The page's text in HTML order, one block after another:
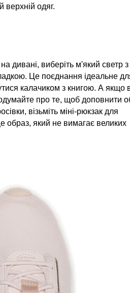
верхній одяг.
дивані, виберіть м'який светр з
Це поєднання ідеальне
калачиком з книгою. А якщо
про те, щоб доповнити
візьміть міні-рюкзак для
образ, який не вимагає великих